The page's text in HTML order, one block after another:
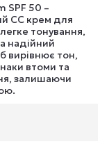
SPF 50 –
CC крем для
тонування,
надійний
вирівнює тон,
втоми та
залишаючи